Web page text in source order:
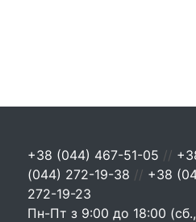
+38 (044) 467-51-05 //
(044) 272-19-38 // +38
272-19-23
Пн-Пт з 9:00 до 18:00